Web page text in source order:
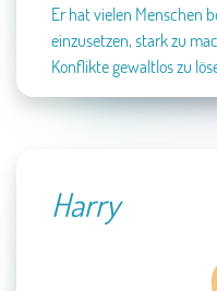
Er hat vielen Menschen
einzusetzen, stark zu
Konflikte gewaltlos zu
Harry